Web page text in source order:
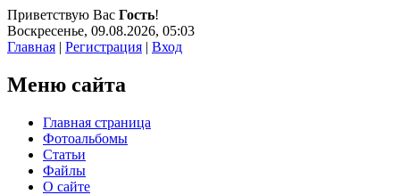
Приветствую Вас Гость!
Воскресенье, 09.08.2026, 05:03
Главная | Регистрация | Вход
Меню сайта
Главная страница
Фотоальбомы
Статьи
Файлы
О сайте